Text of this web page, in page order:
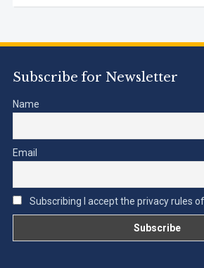
Subscribe for Newsletter
Name
Email
Subscribing I accept the privacy rules